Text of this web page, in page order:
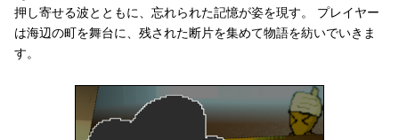
押し寄せる波とともに、忘れられた記憶が姿を現す。 プレイヤー
は海辺の町を舞台に、残された断片を集めて物語を紡いでいきま
す。